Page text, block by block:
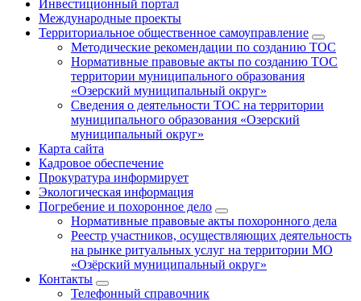
Инвестиционный портал
Международные проекты
Территориальное общественное самоуправление
Методические рекомендации по созданию ТОС
Нормативные правовые акты по созданию ТОС
территории муниципального образования
«Озерский муниципальный округ»
Сведения о деятельности ТОС на территории
муниципального образования «Озерский
муниципальный округ»
Карта сайта
Кадровое обеспечение
Прокуратура информирует
Экологическая информация
Погребение и похоронное дело
Нормативные правовые акты похоронного дела
Реестр участников, осуществляющих деятельность
на рынке ритуальных услуг на территории МО
«Озёрский муниципальный округ»
Контакты
Телефонный справочник